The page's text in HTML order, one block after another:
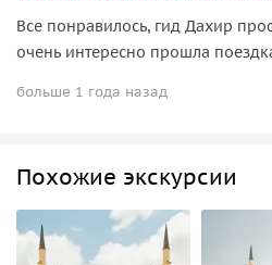
Все понравилось, гид Дахир
очень интересно прошла
больше 1 года назад
Похожие экскурсии